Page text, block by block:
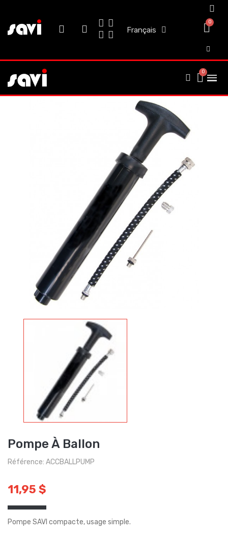
Français
Pompe À Ballon
Référence: ACCBALLPUMP
11,95 $
Pompe SAVI compacte, usage simple.